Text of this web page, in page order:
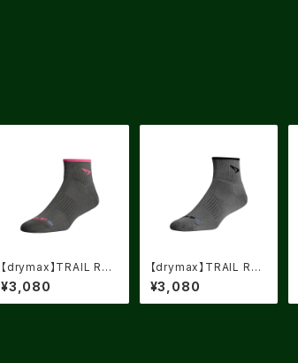
【drymax】TRAIL RU
NNING 1/4CREW Dar
k Gray/Neon Pink
¥3,080
【drymax】TRAIL RU
NNING 1/4CREW Dar
k Gray/Black
¥3,080